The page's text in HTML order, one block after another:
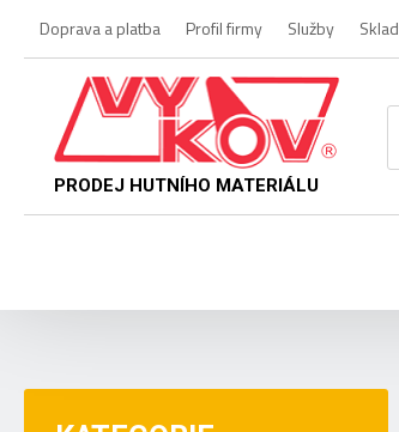
Doprava a platba Profil firmy Služby
PRODEJ HUTNÍHO MATERIÁLU